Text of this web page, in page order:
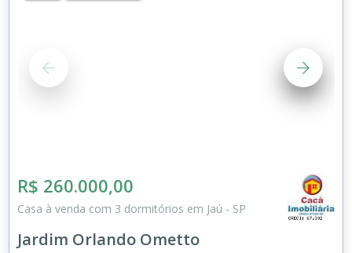
R$ 260.000,00
Casa à venda com 3 dormitórios em Jaú - SP
Jardim Orlando Ometto